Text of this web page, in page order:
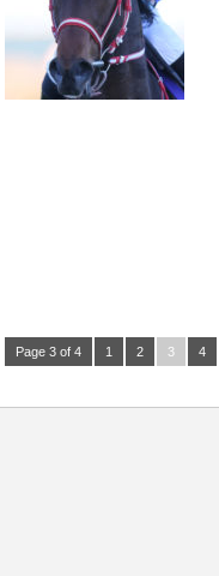
Page 3 of 4 1 2 3 4